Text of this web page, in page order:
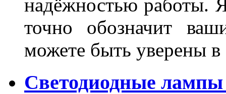
надёжностью работы.
точно обозначит
можете быть уверены
Светодиодные